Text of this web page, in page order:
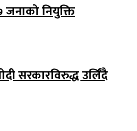
जनाको नियुक्ति
सरकारविरुद्ध उर्लिंदै